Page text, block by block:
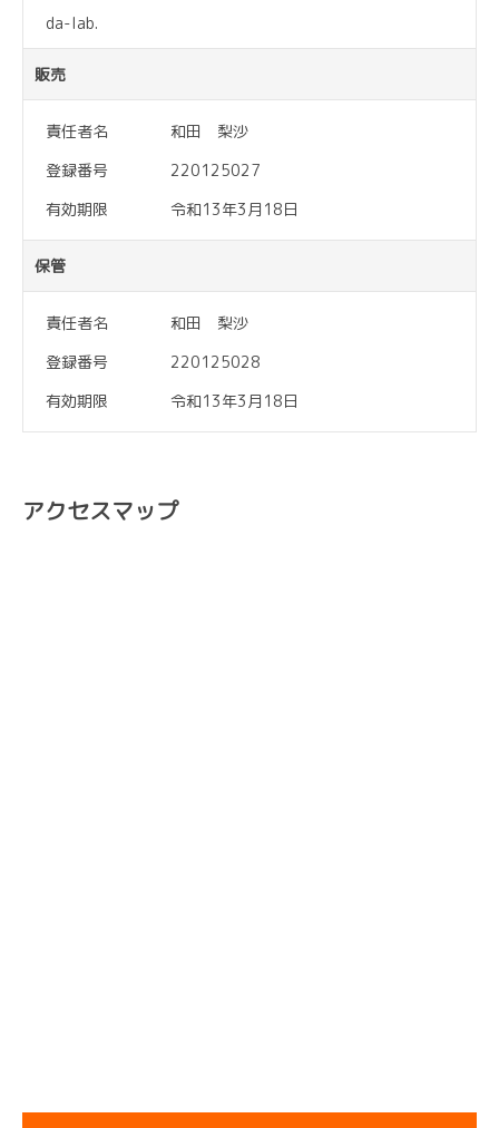
da-lab.
販売
責任者名
和田 梨沙
登録番号
220125027
有効期限
令和13年3月18日
保管
責任者名
和田 梨沙
登録番号
220125028
有効期限
令和13年3月18日
アクセスマップ